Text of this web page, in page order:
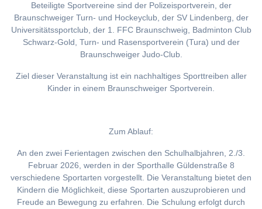
Beteiligte Sportvereine sind der Polizeisportverein, der
Braunschweiger Turn- und Hockeyclub, der SV Lindenberg, der
Universitätssportclub, der 1. FFC Braunschweig, Badminton Club
Schwarz-Gold, Turn- und Rasensportverein (Tura) und der
Braunschweiger Judo-Club.
Ziel dieser Veranstaltung ist ein nachhaltiges Sporttreiben aller
Kinder in einem Braunschweiger Sportverein.
Zum Ablauf:
An den zwei Ferientagen zwischen den Schulhalbjahren, 2./3.
Februar 2026, werden in der Sporthalle Güldenstraße 8
verschiedene Sportarten vorgestellt. Die Veranstaltung bietet den
Kindern die Möglichkeit, diese Sportarten auszuprobieren und
Freude an Bewegung zu erfahren. Die Schulung erfolgt durch